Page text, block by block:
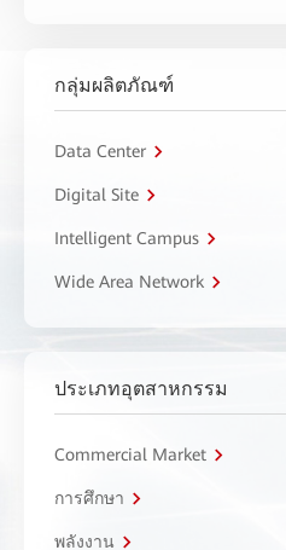
กลุ่มผลิตภัณฑ์
Data Center
Digital Site
Intelligent Campus
Wide Area Network
ประเภทอุตสาหกรรม
Commercial Market
การศึกษา
พลังงาน